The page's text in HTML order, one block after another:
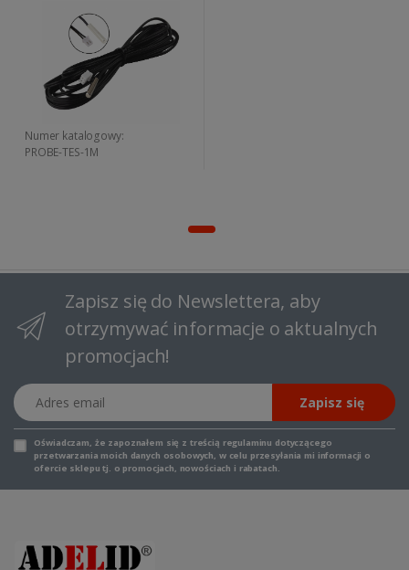
Numer katalogowy:
PROBE-TES-1M
Zapisz się do Newslettera, aby
otrzymywać informacje o aktualnych
promocjach!
Adres email
Zapisz się
Oświadczam, że zapoznałem się z treścią regulaminu dotyczącego
przetwarzania moich danych osobowych, w celu przesyłania mi informacji o
ofercie sklepu tj. o promocjach, nowościach i rabatach.